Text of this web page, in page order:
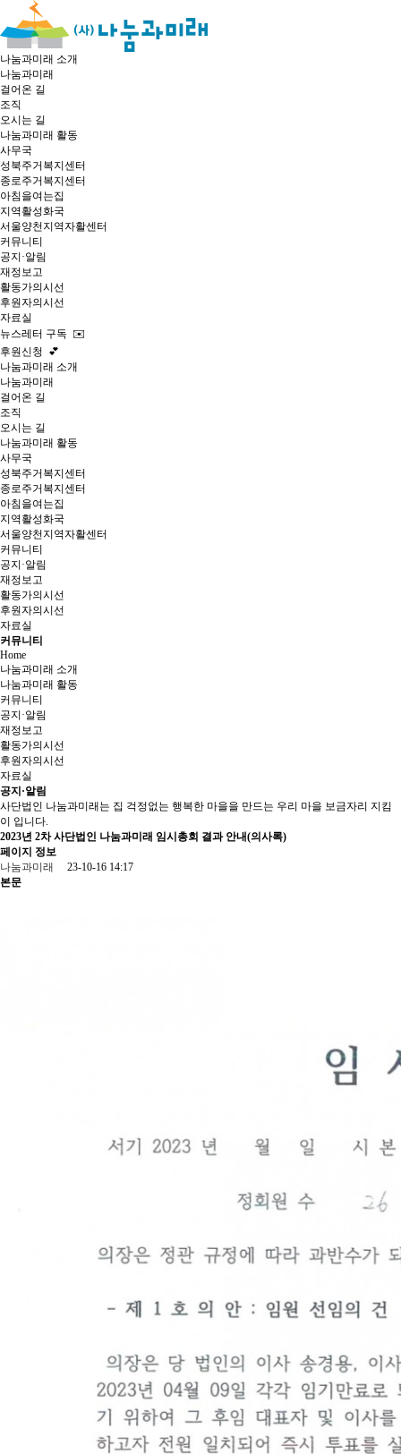
나눔과미래 소개
나눔과미래
걸어온 길
조직
오시는 길
나눔과미래 활동
사무국
성북주거복지센터
종로주거복지센터
아침을여는집
지역활성화국
서울양천지역자활센터
커뮤니티
공지·알림
재정보고
활동가의시선
후원자의시선
자료실
뉴스레터 구독 ✉️
후원신청 💕
나눔과미래 소개
나눔과미래
걸어온 길
조직
오시는 길
나눔과미래 활동
사무국
성북주거복지센터
종로주거복지센터
아침을여는집
지역활성화국
서울양천지역자활센터
커뮤니티
공지·알림
재정보고
활동가의시선
후원자의시선
자료실
커뮤니티
Home
나눔과미래 소개
나눔과미래 활동
커뮤니티
공지·알림
재정보고
활동가의시선
후원자의시선
자료실
공지·알림
사단법인 나눔과미래는 집 걱정없는 행복한 마을을 만드는 우리 마을 보금자리 지킴
이 입니다.
2023년 2차 사단법인 나눔과미래 임시총회 결과 안내(의사록)
페이지 정보
나눔과미래
23-10-16 14:17
본문